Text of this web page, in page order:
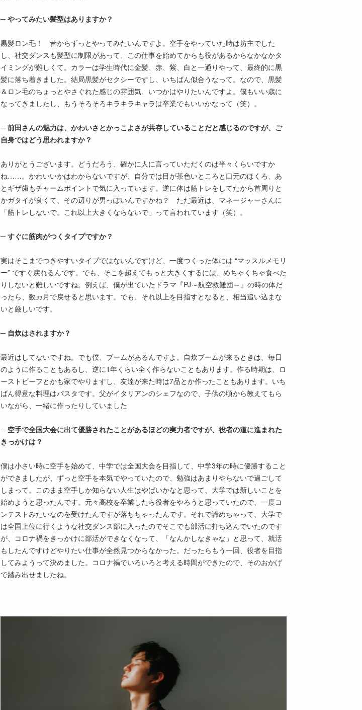
─ やってみたい髪型はありますか？
黒髪ロン毛！ 昔からずっとやってみたいんですよ。空手をやっていた時は坊主でした
し、社交ダンスも髪型に制限があって、この仕事を始めてからも役があるからなかなかタ
イミングが難しくて。カラーは学生時代に金髪、赤、紫、白と一通りやって、最終的に黒
髪に落ち着きました。結局黒髪がセクシーですし、いちばん似合うなって。なので、黒髪
＆ロン毛のちょっとやさぐれた感じの雰囲気、いつかはやりたいんですよ。僕もいい歳に
なってきましたし、もうそろそろキラキラキャラは卒業でもいいかなって（笑）。
─ 前田さんの魅力は、かわいさとかっこよさが共存していることだと感じるのですが、ご
自身ではどう思われますか？
ありがとうございます。どうだろう、確かに人に言っていただくのは半々くらいですか
ね……。かわいいかはわからないですが、自分では目が茶色いところと口元のほくろ、あ
とギザ歯もチャームポイントで気に入っています。逆に体は筋トレをしてたから首周りと
かガタイが良くて、その辺りが男っぽいんですかね？ ただ最近は、マネージャーさんに
「筋トレしないで。これ以上大きくならないで」って言われています（笑）。
─ すぐに筋肉がつくタイプですか？
実はそこまでつきやすいタイプではないんですけど、一度つくった体には “マッスルメモリ
ー” ですぐ戻れるんです。でも、そこを超えてもっと大きくするには、めちゃくちゃ食べた
りしないと難しいですね。例えば、僕が出ていたドラマ『PJ～航空救難団～』の時の体だ
ったら、数カ月で戻せると思います。でも、それ以上を目指すとなると、相当追い込まな
いと厳しいです。
─ 自炊はされますか？
最近はしてないですね。でも僕、ブームがあるんですよ。自炊ブームが来るときは、毎日
のように作ることもあるし、逆に1年くらい全く作らないこともあります。作る時期は、ロ
ーストビーフとかも家でやりますし、友達が来た時は7品とか作ったこともあります。いち
ばん得意な料理はパスタです。父がイタリアンのシェフなので、子供の頃から教えてもら
いながら、一緒に作ったりしていました
─ 空手で全国大会に出て優勝されたことがあるほどの実力者ですが、役者の道に進まれた
きっかけは？
僕は小さい時に空手を始めて、中学では全国大会を目指して、中学3年の時に優勝すること
ができましたが、ずっと空手を本気でやっていたので、勉強はあまりやらないで過ごして
しまって。このまま空手しか知らない人生はやばいかなと思って、大学では新しいことを
始めようと思ったんです。元々高校を卒業したら役者をやろうと思っていたので、一度コ
ンテストみたいなのを受けたんですが落ちちゃったんです。それで諦めちゃって、大学で
は全国上位に行くような社交ダンス部に入ったのでそこでも部活に打ち込んでいたのです
が、コロナ禍をきっかけに部活ができなくなって、「なんかしなきゃな」と思って、就活
もしたんですけどやりたい仕事が全然見つからなかった。だったらもう一回、役者を目指
してみようって決めました。コロナ禍でいろいろと考える時間ができたので、そのおかげ
で踏み出せましたね。